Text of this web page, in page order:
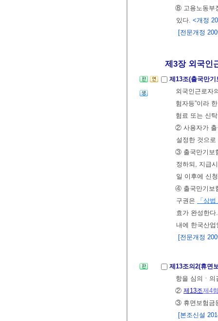
⑧ 고용노동부
있다. <개정
[전문개정
제3장 외국인근
제13조(출국만
외국인근로자
험자등”이라
험료 또는 신
② 사용자가 출
설정한 것으로
③ 출국만기보
정하되, 지급
일 이후에 신
④ 출국만기보
구권은
「상
효가 완성한
내에 한국산
[전문개정
제13조의2(휴면
항을 심의ㆍ의
② 제13조제4
③ 휴면보험금
[본조신설